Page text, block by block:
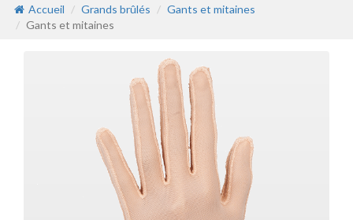
Accueil Grands brûlés
Gants et mitaines
Gants et mitaines